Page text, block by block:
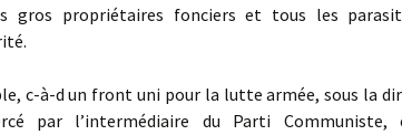
gros propriétaires fonciers et tous les
c-à-d un front uni pour la lutte armée, sous la
par l’intermédiaire du Parti Communiste,